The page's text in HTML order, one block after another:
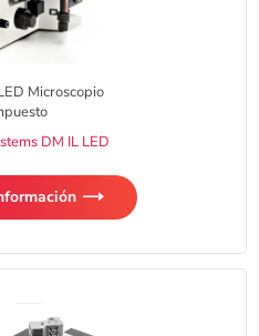
Microscopio
DM IL LED